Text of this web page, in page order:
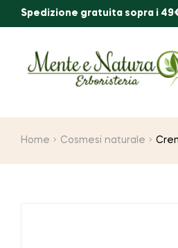
Spedizione gratuita sopra i
Home Cosmesi naturale